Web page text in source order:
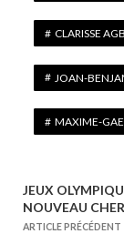
CLARISSE
JOAN-
MAXIME-
N
a
JEUX
NOUVEAU
ARTICLE PRÉCÉDENT